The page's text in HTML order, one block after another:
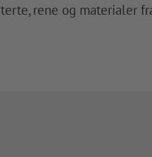
rene og materialer